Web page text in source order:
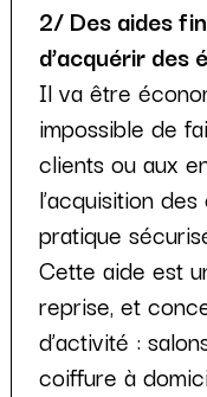
2/ Des aides
d’acquérir des
Il va être
impossible de
clients ou aux
l’acquisition
pratique
Cette aide est
reprise, et
d’activité :
coiffure à